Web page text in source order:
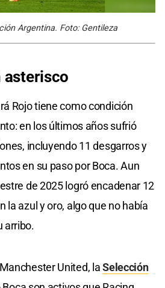
Argentina. Foto: Gentileza
asterisco
Rojo tiene como condición
en los últimos años sufrió
incluyendo 11 desgarros y
en su paso por Boca. Aun
de 2025 logró encadenar 12
la azul y oro, algo que no había
arribo.
United, laSelección